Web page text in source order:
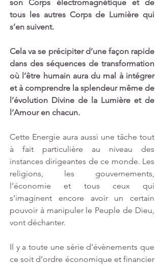
son Corps électromagnétique et de
tous les autres Corps de Lumière qui
s’en suivent.
Cela va se précipiter d’une façon rapide
dans des séquences de transformation
où l’être humain aura du mal à intégrer
et à comprendre la splendeur même de
l’évolution Divine de la Lumière et de
l’Amour en chacun.
Cette Energie aura aussi une tâche tout
à fait particulière au niveau des
instances dirigeantes de ce monde. Les
religions, les gouvernements,
l’économie et tous ceux qui
s’imaginent encore avoir un certain
pouvoir à manipuler le Peuple de Dieu,
vont déchanter.
Il y a toute une série d’évènements que
ce soit d’ordre économique et financier